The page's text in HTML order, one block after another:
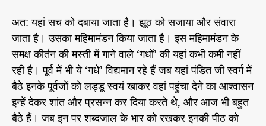
अत: यहां सच को दबाया जाता है। झूठ को सजाया और संवारा
जाता है। उसका महिमामंडन किया जाता है। इस महिमामंडन के
समक्ष कीर्तन की मस्ती में गाने वाले ‘गधों’ की यहां कभी कमी नहीं
रही है। पूर्व में भी ये ‘गधे’ विद्यमान रहे हैं जब यहां पंडित जी स्वर्ग में
बैठे इनके पूर्वजों को लड्डू स्वयं खाकर वहां पहुंचा देने का आश्वासन
इन्हें देकर शांत और प्रसन्न कर दिया करते थे, और आज भी बहुत
बैठे हैं। जब इन पर शब्दजाल के भार को रखकर इनकी पीठ को